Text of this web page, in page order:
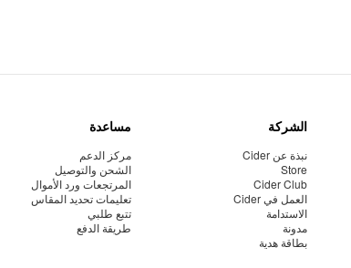
الشركة
نبذة عن Cider
Store
Cider Club
العمل في Cider
الاستدامة
مدونة
بطاقة هدية
مساعدة
مركز الدعم
الشحن والتوصيل
المرتجعات ورد الأموال
تعليمات تحديد المقاس
تتبع طلبي
طريقة الدفع